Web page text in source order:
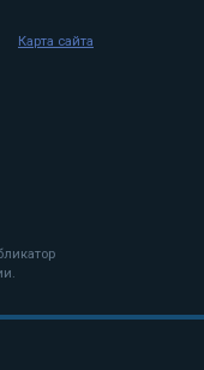
Карта сайта